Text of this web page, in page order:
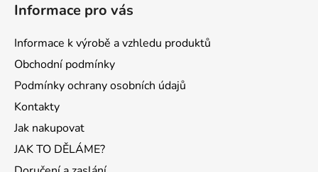
Informace pro vás
Informace k výrobě a vzhledu produktů
Obchodní podmínky
Podmínky ochrany osobních údajů
Kontakty
Jak nakupovat
JAK TO DĚLÁME?